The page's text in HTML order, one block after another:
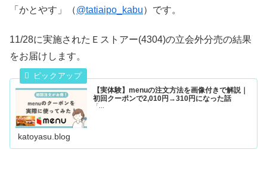
「かとやす」（@tatiaipo_kabu）です。
11/28に実施されたＥストアー(4304)の立会外分売の結果
をお届けします。
【実体験】menuの注文方法を画像付きで解説｜
初回クーポンで2,010円→310円になった話
「...
katoyasu.blog